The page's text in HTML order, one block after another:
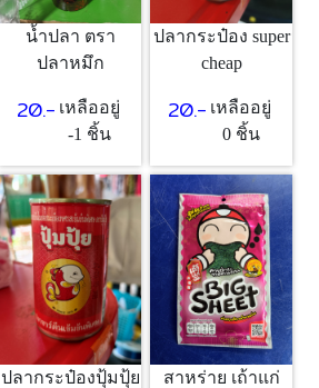
น้ำปลา ตรา
ปลาหมึก
20.- เหลืออยู่
-1 ชิ้น
ปลากระป๋อง super
cheap
20.- เหลืออยู่
0 ชิ้น
ปลากระป๋องปุ้มปุ้ย
สาหร่าย เถ้าแก่